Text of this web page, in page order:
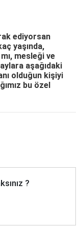
ediyorsan
yaşında,
mesleği ve
aşağıdaki
olduğun kişiyi
bu özel
?